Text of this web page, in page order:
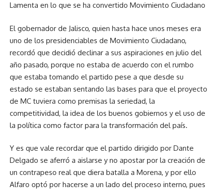
Lamenta en lo que se ha convertido Movimiento Ciudadano
El gobernador de Jalisco, quien hasta hace unos meses era
uno de los presidenciables de Movimiento Ciudadano,
recordó que decidió declinar a sus aspiraciones en julio del
año pasado, porque no estaba de acuerdo con el rumbo
que estaba tomando el partido pese a que desde su
estado se estaban sentando las bases para que el proyecto
de MC tuviera como premisas la seriedad, la
competitividad, la idea de los buenos gobiernos y el uso de
la política como factor para la transformación del país.
Y es que vale recordar que el partido dirigido por Dante
Delgado se aferró a aislarse y no apostar por la creación de
un contrapeso real que diera batalla a Morena, y por ello
Alfaro optó por hacerse a un lado del proceso interno, pues